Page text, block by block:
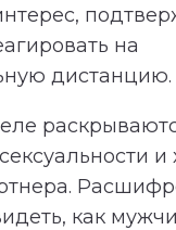
на
дистанцию.
и
как